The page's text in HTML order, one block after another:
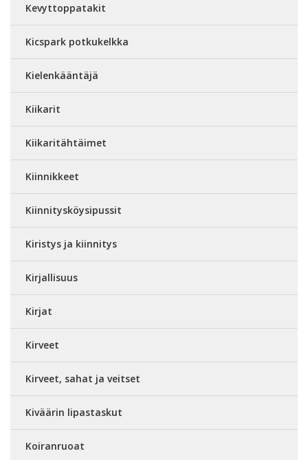
Kevyttoppatakit
Kicspark potkukelkka
Kielenkääntäjä
Kiikarit
Kiikaritähtäimet
Kiinnikkeet
Kiinnitysköysipussit
Kiristys ja kiinnitys
Kirjallisuus
Kirjat
Kirveet
Kirveet, sahat ja veitset
Kiväärin lipastaskut
Koiranruoat